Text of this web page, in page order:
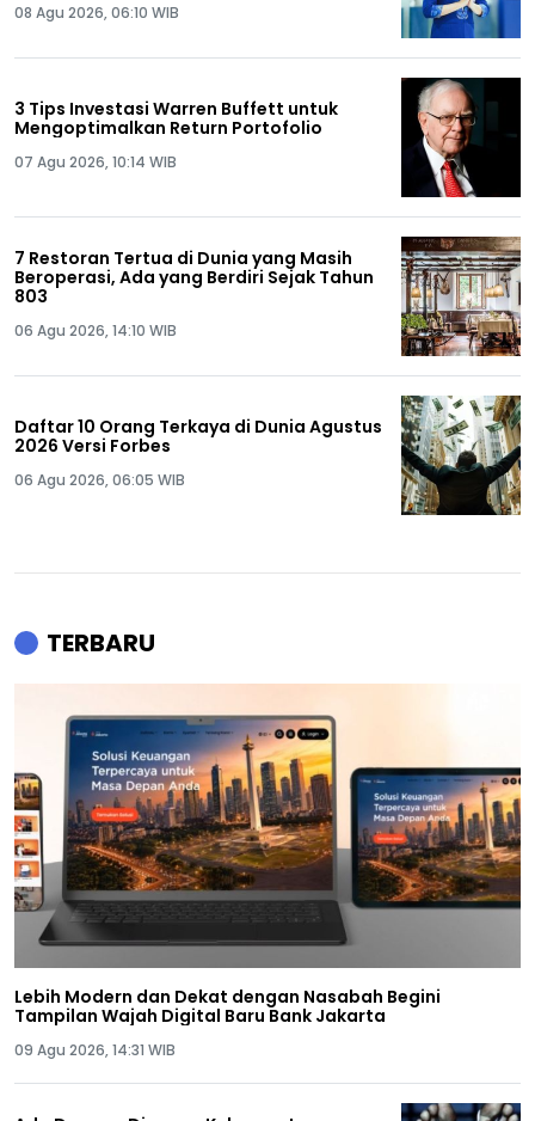
08 Agu 2026, 06:10 WIB
3 Tips Investasi Warren Buffett untuk
Mengoptimalkan Return Portofolio
07 Agu 2026, 10:14 WIB
7 Restoran Tertua di Dunia yang Masih
Beroperasi, Ada yang Berdiri Sejak Tahun
803
06 Agu 2026, 14:10 WIB
Daftar 10 Orang Terkaya di Dunia Agustus
2026 Versi Forbes
06 Agu 2026, 06:05 WIB
TERBARU
Lebih Modern dan Dekat dengan Nasabah Begini
Tampilan Wajah Digital Baru Bank Jakarta
09 Agu 2026, 14:31 WIB